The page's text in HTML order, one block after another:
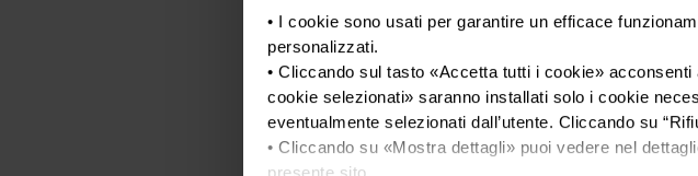
• I cookie sono usati per garantire un efficace
personalizzati.
• Cliccando sul tasto «Accetta tutti i cookie» acconsenti
cookie selezionati» saranno installati solo i cookie
eventualmente selezionati dall’utente. Cliccando su “
• Cliccando su «Mostra dettagli» puoi vedere nel
International